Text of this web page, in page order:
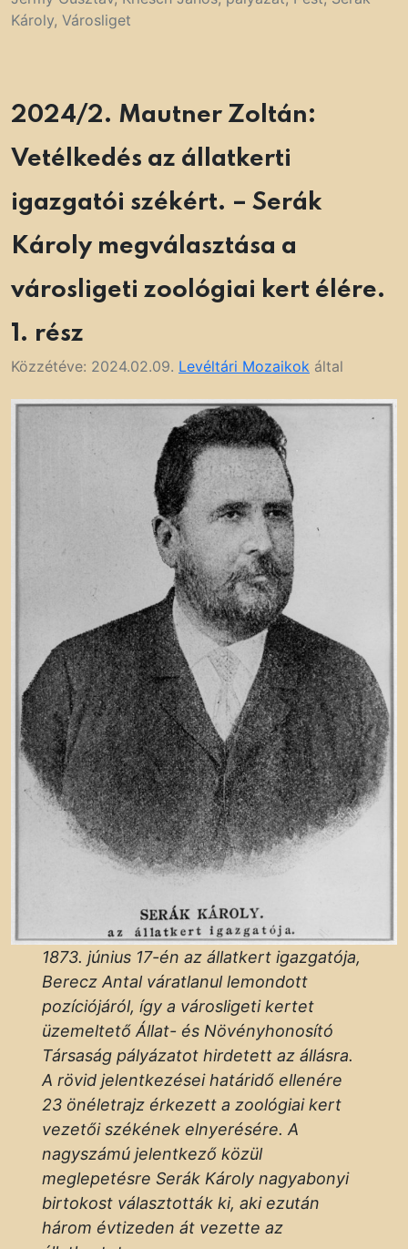
Károly, Városliget
2024/2. Mautner Zoltán:
Vetélkedés az állatkerti
igazgatói székért. – Serák
Károly megválasztása a
városligeti zoológiai kert élére.
1. rész
Közzétéve: 2024.02.09. Levéltári Mozaikok által
1873. június 17-én az állatkert igazgatója,
Berecz Antal váratlanul lemondott
pozíciójáról, így a városligeti kertet
üzemeltető Állat- és Növényhonosító
Társaság pályázatot hirdetett az állásra.
A rövid jelentkezései határidő ellenére
23 önéletrajz érkezett a zoológiai kert
vezetői székének elnyerésére. A
nagyszámú jelentkező közül
meglepetésre Serák Károly nagyabonyi
birtokost választották ki, aki ezután
három évtizeden át vezette az